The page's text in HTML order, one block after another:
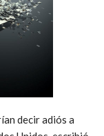
decir adiós a